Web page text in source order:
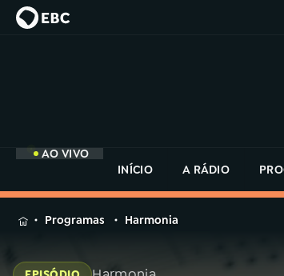
AO VIVO
INÍCIO
A RÁDIO
MENU
na
Programas Harmonia